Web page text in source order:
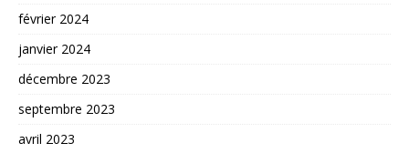
février 2024
janvier 2024
décembre 2023
septembre 2023
avril 2023